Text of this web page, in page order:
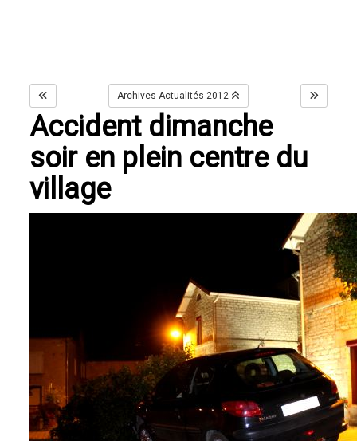
Archives Actualités 2012
Accident dimanche
soir en plein centre du
village